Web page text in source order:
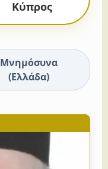
Κύπρος
Μνημόσυνα
(Ελλάδα)